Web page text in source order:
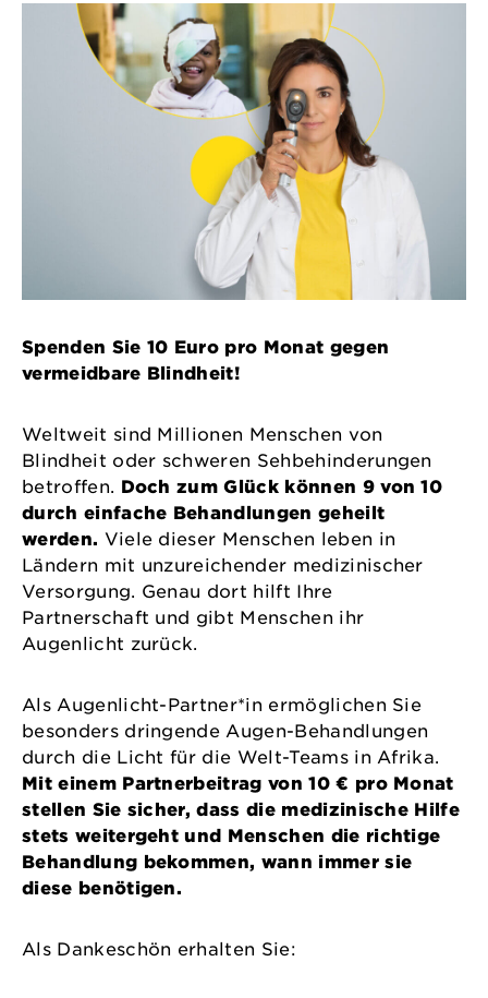
Spenden Sie 10 Euro pro Monat gegen
vermeidbare Blindheit!
Weltweit sind Millionen Menschen von
Blindheit oder schweren Sehbehinderungen
betroffen. Doch zum Glück können 9 von 10
durch einfache Behandlungen geheilt
werden. Viele dieser Menschen leben in
Ländern mit unzureichender medizinischer
Versorgung. Genau dort hilft Ihre
Partnerschaft und gibt Menschen ihr
Augenlicht zurück.
Als Augenlicht-Partner*in ermöglichen Sie
besonders dringende Augen-Behandlungen
durch die Licht für die Welt-Teams in Afrika.
Mit einem Partnerbeitrag von 10 € pro Monat
stellen Sie sicher, dass die medizinische Hilfe
stets weitergeht und Menschen die richtige
Behandlung bekommen, wann immer sie
diese benötigen.
Als Dankeschön erhalten Sie: